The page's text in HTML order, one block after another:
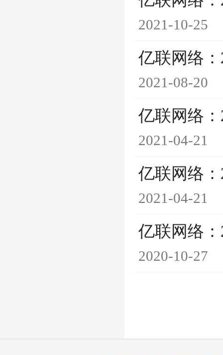
2021-10-25
亿联网络
2021-08-20
亿联网络
2021-04-21
亿联网络
2021-04-21
亿联网络
2020-10-27